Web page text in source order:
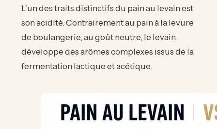
L’un des traits distinctifs du pain au levain est
son acidité. Contrairement au pain à la levure
de boulangerie, au goût neutre, le levain
développe des arômes complexes issus de la
fermentation lactique et acétique.